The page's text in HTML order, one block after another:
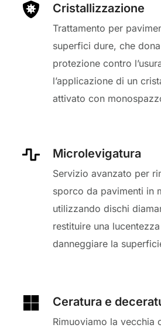
Cristallizzazione
Trattamento per
superfici dure, che
protezione contro
l’applicazione di un
attivato con
Microlevigatura
Servizio avanzato per
sporco da pavimenti in
utilizzando dischi
restituire una
danneggiare la
Ceratura e
Rimuoviamo la vecchia